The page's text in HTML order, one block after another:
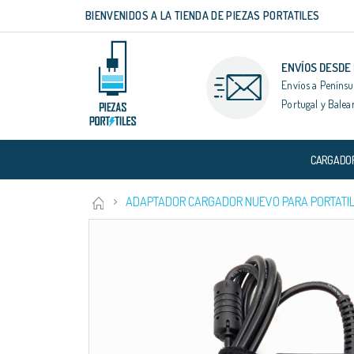
contenido
BIENVENIDOS A LA TIENDA DE PIEZAS PORTATILES
ENVÍOS
Envíos a
Portugal y
ADAPTADOR CARGADOR NUEVO PARA